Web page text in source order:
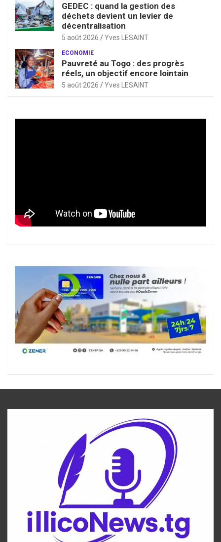
GEDEC : quand la gestion des
déchets devient un levier de
décentralisation
5 août 2026 Yves LESAINT
ECONOMIE
Pauvreté au Togo : des progrès
réels, un objectif encore lointain
5 août 2026 Yves LESAINT